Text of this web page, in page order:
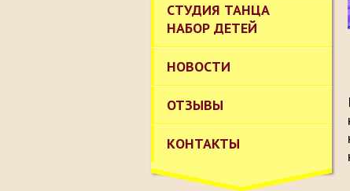
СТУДИЯ ТАНЦА
НАБОР ДЕТЕЙ
НОВОСТИ
ОТЗЫВЫ
КОНТАКТЫ